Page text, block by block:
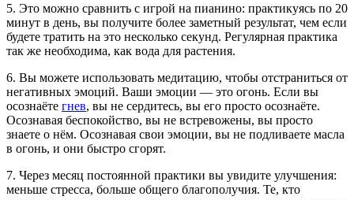
5. Это можно сравнить с игрой на пианино: практикуясь по 20
минут в день, вы получите более заметный результат, чем если
будете тратить на это несколько секунд. Регулярная практика
так же необходима, как вода для растения.
6. Вы можете использовать медитацию, чтобы отстраниться от
негативных эмоций. Ваши эмоции — это огонь. Если вы
осознаёте гнев, вы не сердитесь, вы его просто осознаёте.
Осознавая беспокойство, вы не встревожены, вы просто
знаете о нём. Осознавая свои эмоции, вы не подливаете масла
в огонь, и они быстро сгорят.
7. Через месяц постоянной практики вы увидите улучшения:
меньше стресса, больше общего благополучия. Те, кто